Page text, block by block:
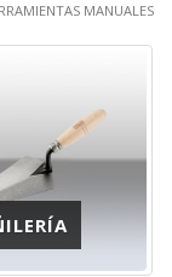
MANUALES